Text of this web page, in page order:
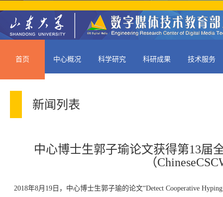
首页 中心概况 科学研究 科研成果 技术服务
新闻列表
中心博士生郭子瑜论文获得第13届
（
2018年8月19日，中心博士生郭子瑜的论文“Detect Cooperative